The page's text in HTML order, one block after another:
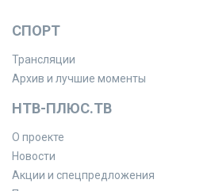
СПОРТ
Трансляции
Архив и лучшие моменты
НТВ-ПЛЮС.ТВ
О проекте
Новости
Акции и спецпредложения